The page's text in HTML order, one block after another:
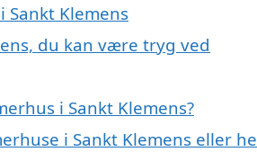
Klemens
du kan være tryg ved
i Sankt Klemens?
i Sankt Klemens eller